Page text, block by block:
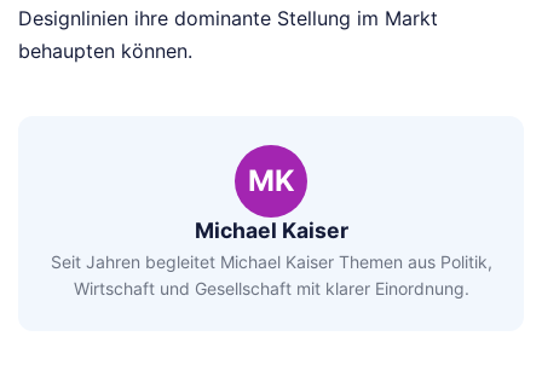
Designlinien ihre dominante Stellung im Markt
behaupten können.
MK
Michael Kaiser
Seit Jahren begleitet Michael Kaiser Themen aus Politik,
Wirtschaft und Gesellschaft mit klarer Einordnung.